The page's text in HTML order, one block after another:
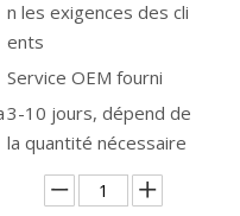
n les exigences des cli
ents
Service OEM fourni
3-10 jours, dépend de
la quantité nécessaire